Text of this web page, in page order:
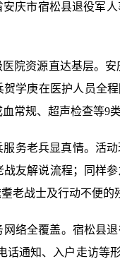
庆市宿松县退役军
院资源直达基层。
贺学庚在医护人员全
常规、超声检查等9
务老兵显真情。活
战友解说流程；同样
老战士及行动不便的
网络全覆盖。宿松县
话通知、入户走访等